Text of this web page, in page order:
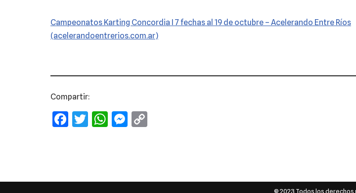
Campeonatos Karting Concordia I 7 fechas al 19 de octubre – Acelerando Entre Ríos
(acelerandoentrerios.com.ar)
Compartir:
F
b
T
r
W
A
M
n Li
© 2023 Todos los